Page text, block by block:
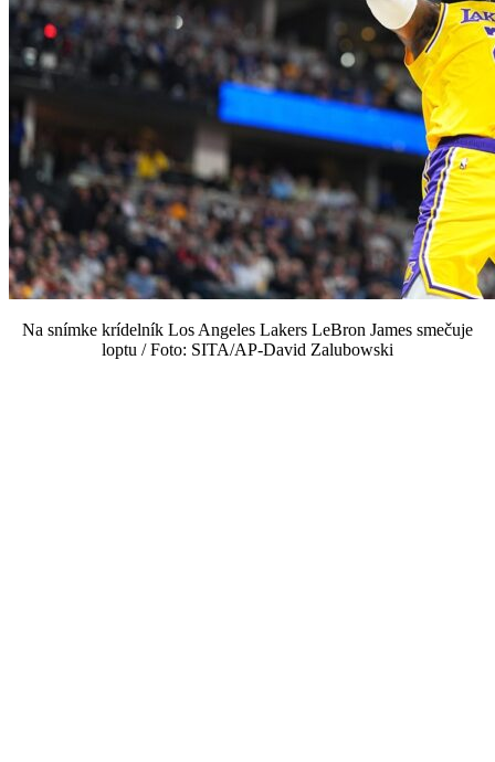
Na snímke krídelník Los Angeles Lakers LeBron James smečuje
loptu / Foto: SITA/AP-David Zalubowski